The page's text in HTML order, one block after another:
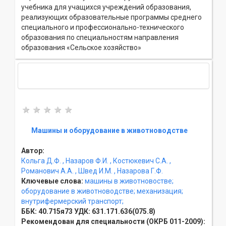
учебника для учащихся учреждений образования,
реализующих образовательные программы среднего
специального и профессионально-технического
образования по специальностям направления
образования «Сельское хозяйство»
Машины и оборудование в животноводстве
Автор:
Кольга Д.Ф. , Назаров Ф.И. , Костюкевич С.А. ,
Романович А.А. , Швед И.М. , Назарова Г.Ф.
Ключевые слова: машины в животновостве;
оборудование в животноводстве; механизация;
внутрифермерский транспорт;
ББК: 40.715я73 УДК: 631.171.636(075.8)
Рекомендован для специальности (ОКРБ 011-2009):